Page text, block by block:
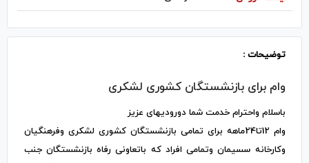
توضیحات :
وام برای بازنشستگان کشوری لشکری
باسلام واحترام خدمت شما دورودیهای عزیز
وام 12تا24ماهه برای تمامی بازنشستگان کشوری لشکری وفرهنگیان
وکارخانه سسیمان وتمامی افراد که باتعاونی رفاه بازنشستگان جنب